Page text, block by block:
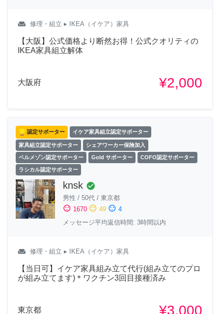
weekend 修理・組立 ▸ IKEA（イケア）家具
【大阪】公式価格より断然お得！公式クオリティの
IKEA家具組立解体
大阪府 ¥2,000
認定サポーター イケア家具組立認定サポーター
家具組立認定サポーター シェアワーカー保険加入
ベルメゾン認定サポーター Gold サポーター COFO認定サポーター
ラシカル認定サポーター
knsk check_circle
男性 / 50代 / 東京都
sentiment_satisfied 1670 sentiment_neutral 49 sentiment_dissatisfied 4
メッセージ平均返信時間: 3時間以内
weekend 修理・組立 ▸ IKEA（イケア）家具
【当日可】イケア家具組み立て代行(組み立てのプロ
が組み立てます)＊ワクチン3回目接種済み
東京都 ¥3,000